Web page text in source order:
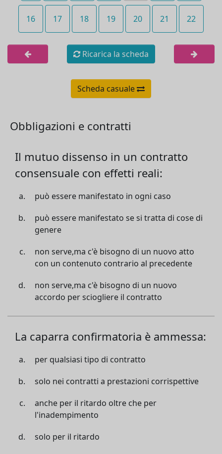
16 17 18 19 20 21 22
Ricarica la scheda
Scheda casuale
Obbligazioni e contratti
Il mutuo dissenso in un contratto
consensuale con effetti reali:
può essere manifestato in ogni caso
può essere manifestato se si tratta di cose di
genere
non serve,ma c'è bisogno di un nuovo atto
con un contenuto contrario al precedente
non serve,ma c'è bisogno di un nuovo
accordo per sciogliere il contratto
La caparra confirmatoria è ammessa:
per qualsiasi tipo di contratto
solo nei contratti a prestazioni corrispettive
anche per il ritardo oltre che per
l'inadempimento
solo per il ritardo